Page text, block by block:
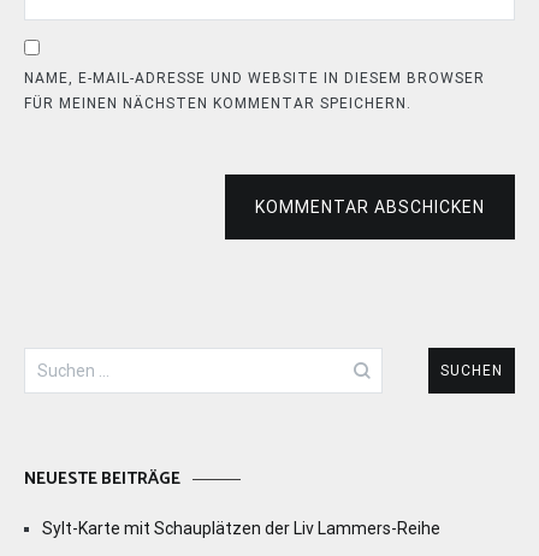
NAME, E-MAIL-ADRESSE UND WEBSITE IN DIESEM BROWSER
FÜR MEINEN NÄCHSTEN KOMMENTAR SPEICHERN.
KOMMENTAR ABSCHICKEN
Suchen
nach:
NEUESTE BEITRÄGE
Sylt-Karte mit Schauplätzen der Liv Lammers-Reihe